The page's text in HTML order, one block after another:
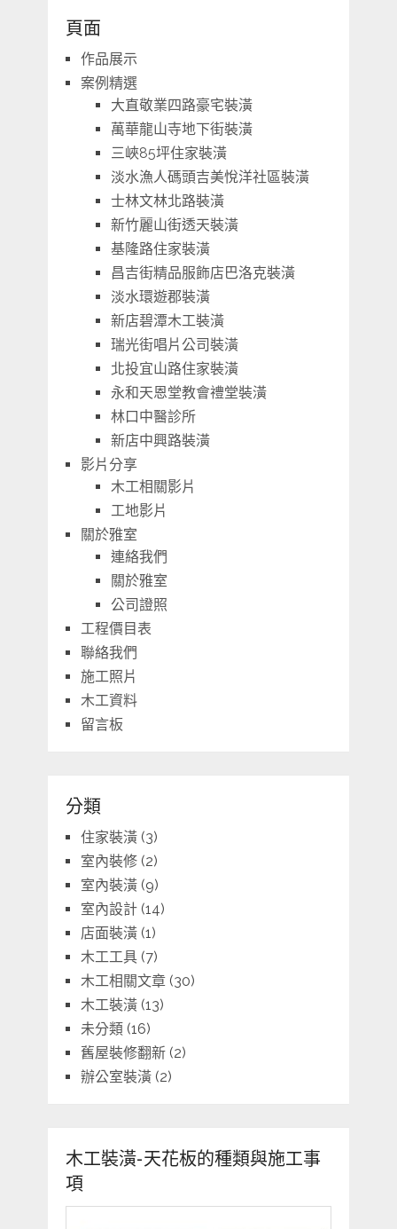
頁面
作品展示
案例精選
大直敬業四路豪宅裝潢
萬華龍山寺地下街裝潢
三峽85坪住家裝潢
淡水漁人碼頭吉美悅洋社區裝潢
士林文林北路裝潢
新竹麗山街透天裝潢
基隆路住家裝潢
昌吉街精品服飾店巴洛克裝潢
淡水環遊郡裝潢
新店碧潭木工裝潢
瑞光街唱片公司裝潢
北投宜山路住家裝潢
永和天恩堂教會禮堂裝潢
林口中醫診所
新店中興路裝潢
影片分享
木工相關影片
工地影片
關於雅室
連絡我們
關於雅室
公司證照
工程價目表
聯絡我們
施工照片
木工資料
留言板
分類
住家裝潢(3)
室內裝修(2)
室內裝潢(9)
室內設計(14)
店面裝潢(1)
木工工具(7)
木工相關文章(30)
木工裝潢(13)
未分類 (16)
舊屋裝修翻新(2)
辦公室裝潢(2)
木工裝潢-天花板的種類與施工事
項